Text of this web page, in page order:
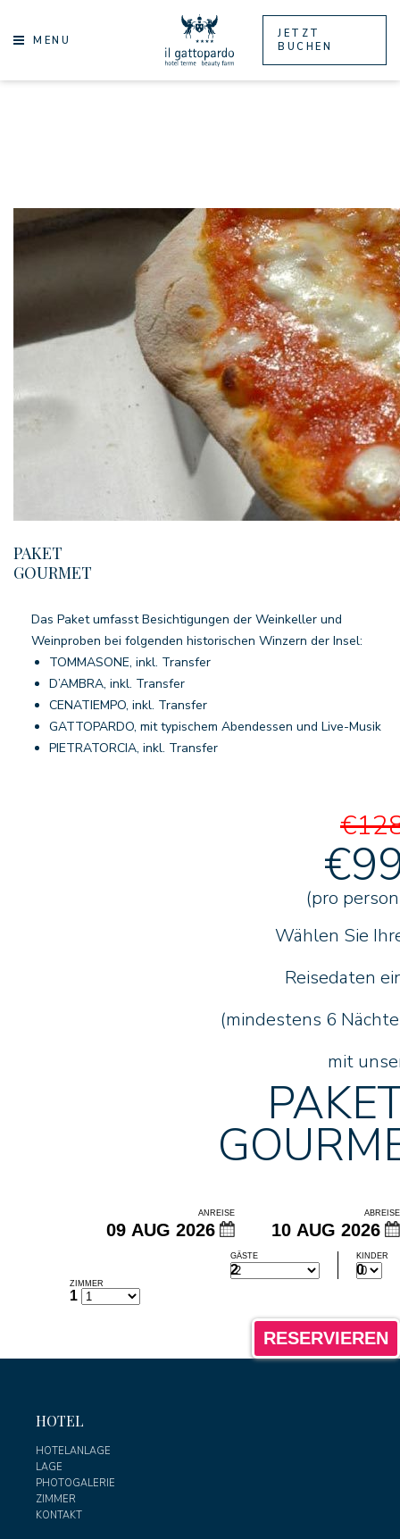
MENU
JETZT
BUCHEN
PAKET
GOURMET
Das Paket umfasst Besichtigungen der Weinkeller und
Weinproben bei folgenden historischen Winzern der Insel:
TOMMASONE, inkl. Transfer
D’AMBRA, inkl. Transfer
CENATIEMPO, inkl. Transfer
GATTOPARDO, mit typischem Abendessen und Live-Musik
PIETRATORCIA, inkl. Transfer
(pro
Wählen Sie
Reisedaten
(mindestens 6
mit
ANREISE ABREISE
GÄSTE
2
KINDER
0
ZIMMER
1
HOTEL
HOTELANLAGE
LAGE
PHOTOGALERIE
ZIMMER
KONTAKT